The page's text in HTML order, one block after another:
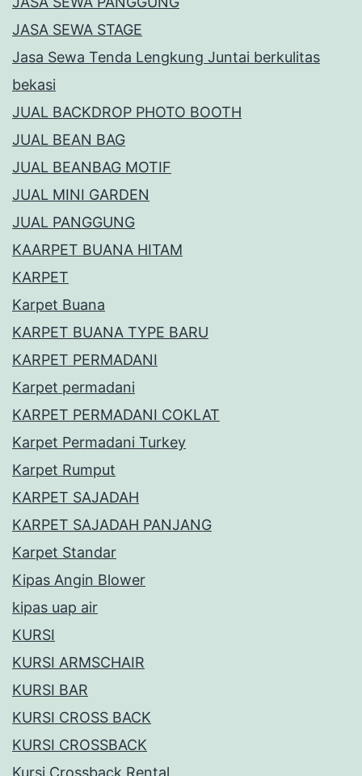
JASA SEWA STAGE
Jasa Sewa Tenda Lengkung Juntai berkulitas
bekasi
JUAL BACKDROP PHOTO BOOTH
JUAL BEAN BAG
JUAL BEANBAG MOTIF
JUAL MINI GARDEN
JUAL PANGGUNG
KAARPET BUANA HITAM
KARPET
Karpet Buana
KARPET BUANA TYPE BARU
KARPET PERMADANI
Karpet permadani
KARPET PERMADANI COKLAT
Karpet Permadani Turkey
Karpet Rumput
KARPET SAJADAH
KARPET SAJADAH PANJANG
Karpet Standar
Kipas Angin Blower
kipas uap air
KURSI
KURSI ARMSCHAIR
KURSI BAR
KURSI CROSS BACK
KURSI CROSSBACK
Kursi Crossback Rental